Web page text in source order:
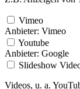
Vimeo
Anbieter: Vimeo
Youtube
Anbieter: Google
Slideshow
Videos, u. a.